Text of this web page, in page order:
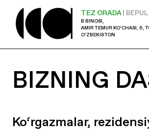
TEZ ORADA| BEPUL
B BINOSI,
AMIR TEMUR KO‘CHASI, 6,
O‘ZBEKISTON
BIZNING
Ko‘rgazmalar,